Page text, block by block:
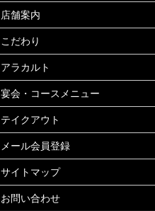
店舗案内
こだわり
アラカルト
宴会・コースメニュー
テイクアウト
メール会員登録
サイトマップ
お問い合わせ